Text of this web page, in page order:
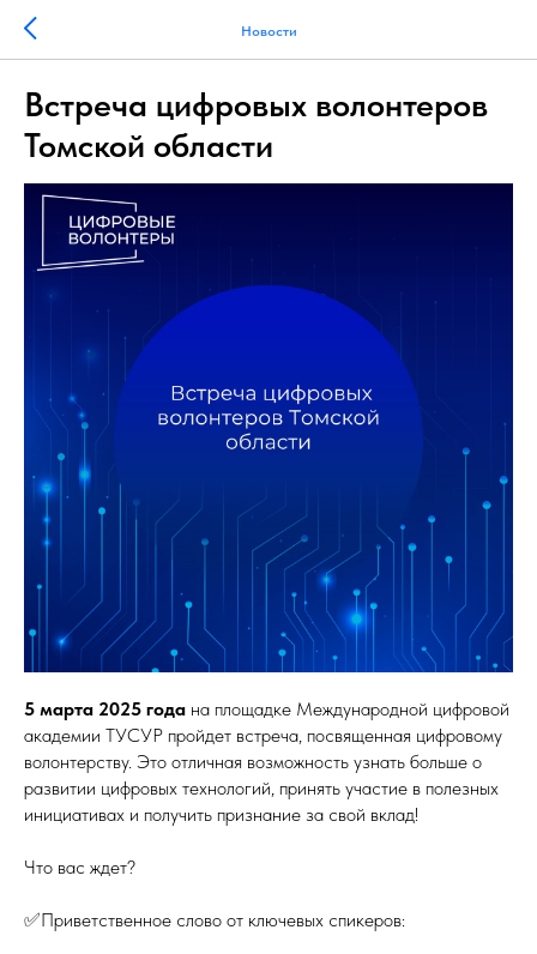
Новости
Встреча цифровых волонтеров
Томской области
5 марта 2025 года на площадке Международной цифровой
академии ТУСУР пройдет встреча, посвященная цифровому
волонтерству. Это отличная возможность узнать больше о
развитии цифровых технологий, принять участие в полезных
инициативах и получить признание за свой вклад!
Что вас ждет?
✅Приветственное слово от ключевых спикеров: